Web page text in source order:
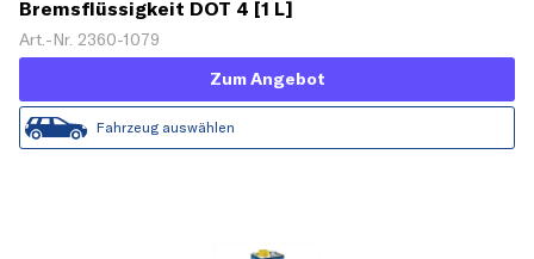
Bremsflüssigkeit DOT 4 [1 L]
Art.-Nr. 2360-1079
Zum Angebot
Fahrzeug auswählen